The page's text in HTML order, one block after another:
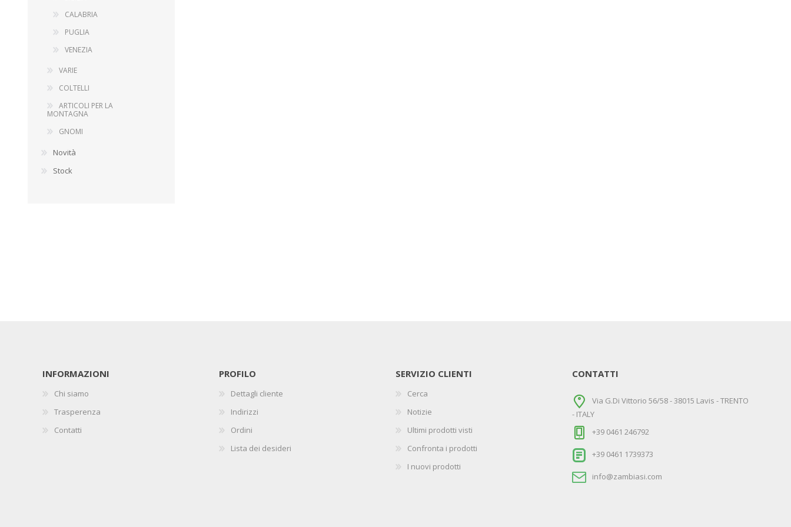
CALABRIA
PUGLIA
VENEZIA
VARIE
COLTELLI
ARTICOLI PER LA
MONTAGNA
GNOMI
Novità
Stock
INFORMAZIONI
Chi siamo
Trasperenza
Contatti
PROFILO
Dettagli cliente
Indirizzi
Ordini
Lista dei desideri
SERVIZIO CLIENTI
Cerca
Notizie
Ultimi prodotti visti
Confronta i prodotti
I nuovi prodotti
CONTATTI
Via G.Di Vittorio 56/58 - 38015 Lavis - TRENTO
- ITALY
+39 0461 246792
+39 0461 1739373
info@zambiasi.com